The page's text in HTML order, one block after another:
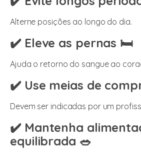
Alterne posições ao longo do dia.
✔️ Eleve as pernas 🛏️
Ajuda o retorno do sangue ao
✔️ Use meias de
Devem ser indicadas por um
✔️ Mantenha
equilibrada 🥗